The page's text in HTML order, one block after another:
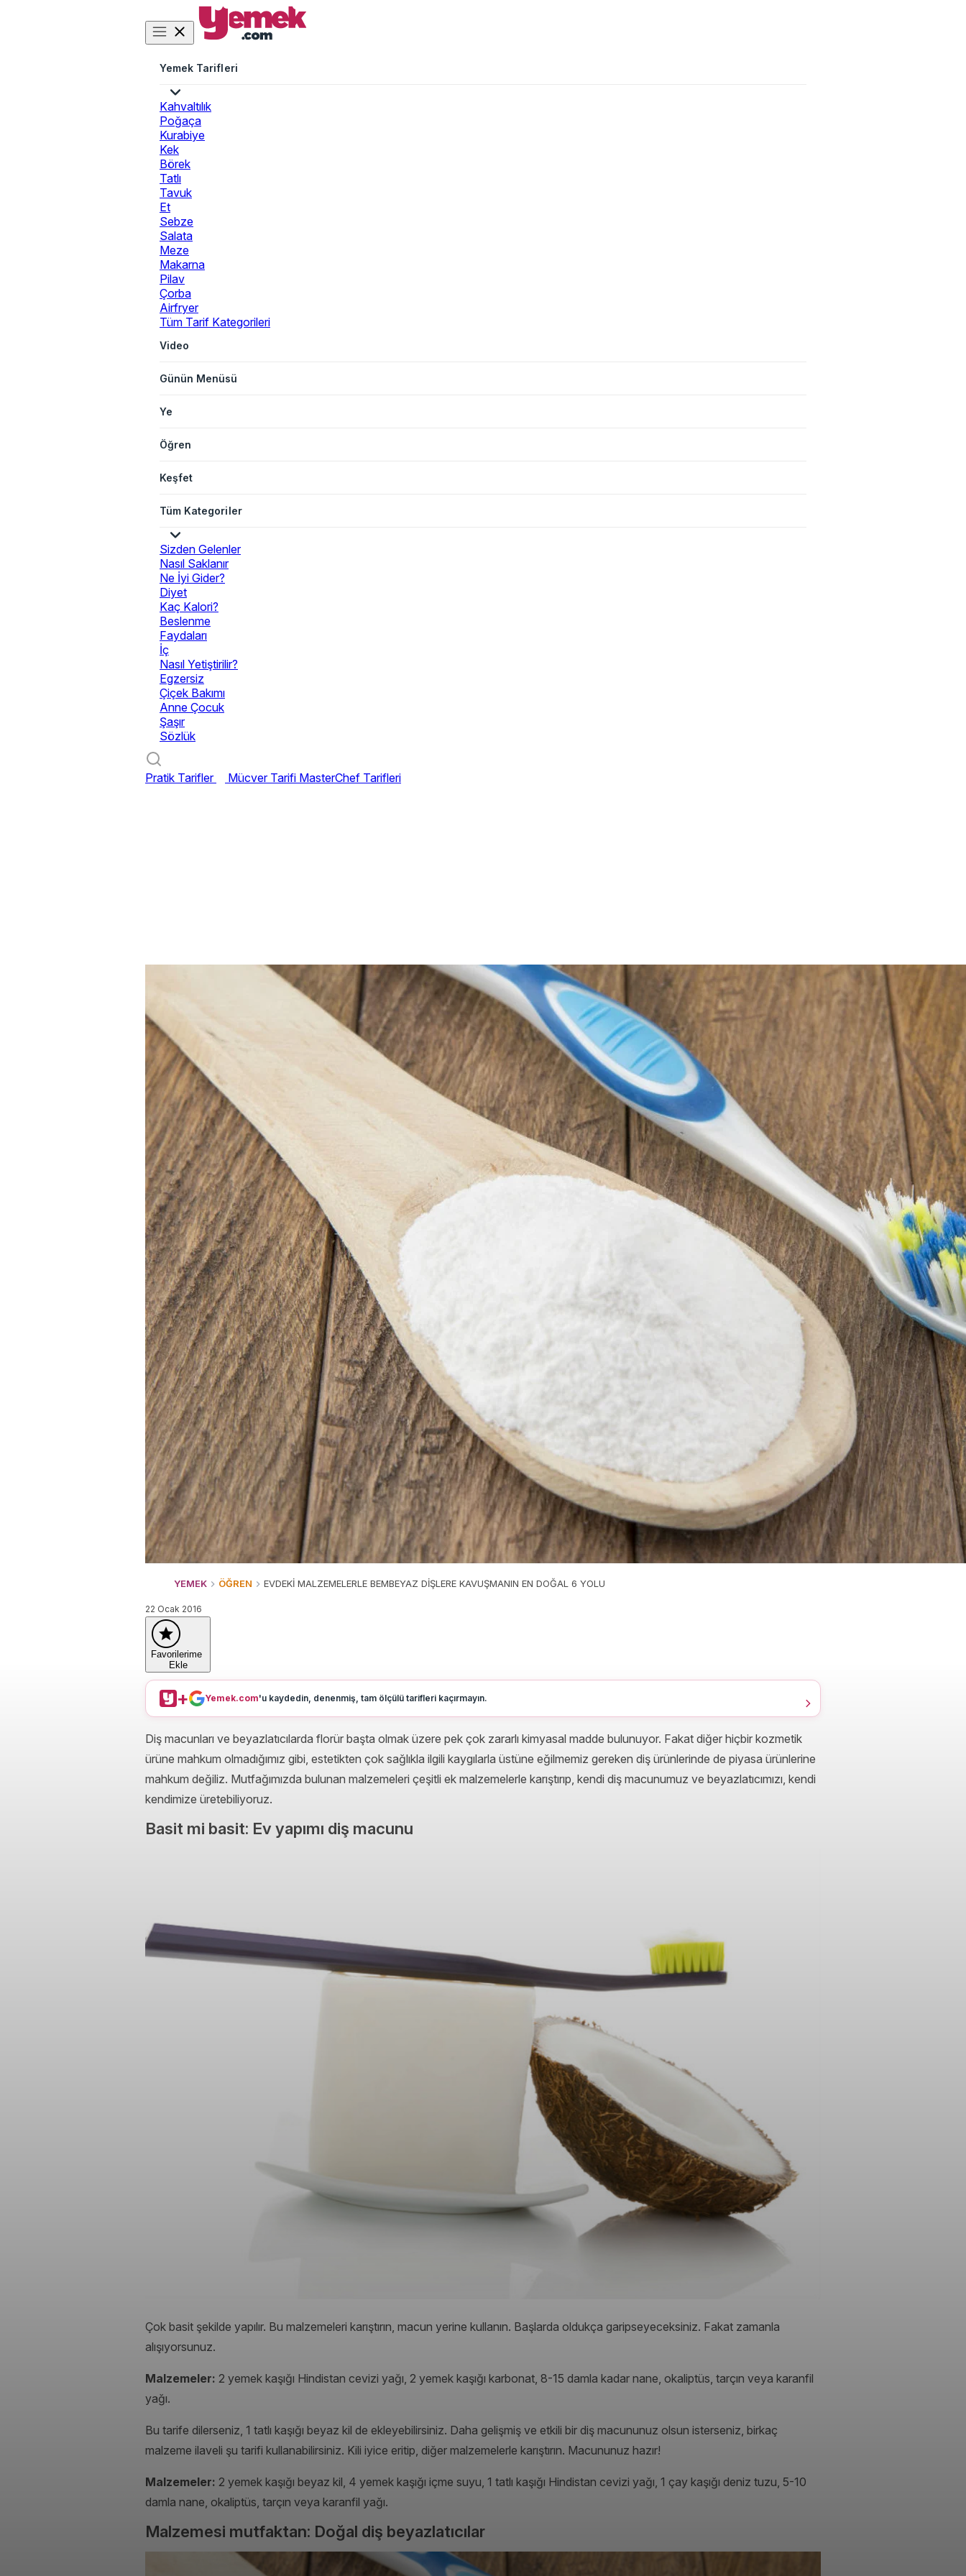
Yemek Tarifleri
Kahvaltılık
Poğaça
Kurabiye
Kek
Börek
Tatlı
Tavuk
Et
Sebze
Salata
Meze
Makarna
Pilav
Çorba
Airfryer
Tüm Tarif Kategorileri
Video
Günün Menüsü
Ye
Öğren
Keşfet
Tüm Kategoriler
Sizden Gelenler
Nasıl Saklanır
Ne İyi Gider?
Diyet
Kaç Kalori?
Beslenme
Faydaları
İç
Nasıl Yetiştirilir?
Egzersiz
Çiçek Bakımı
Anne Çocuk
Şaşır
Sözlük
Pratik Tarifler Mücver Tarifi MasterChef Tarifleri
YEMEK ÖĞREN EVDEKİ MALZEMELERLE BEMBEYAZ DİŞLERE KAVUŞMANIN EN DOĞAL 6 YOLU
22 Ocak 2016
Favorilerime
Ekle
+ Yemek.com'u kaydedin, denenmiş, tam ölçülü tarifleri kaçırmayın.
Diş macunları ve beyazlatıcılarda florür başta olmak üzere pek çok zararlı kimyasal madde bulunuyor. Fakat diğer hiçbir kozmetik
ürüne mahkum olmadığımız gibi, estetikten çok sağlıkla ilgili kaygılarla üstüne eğilmemiz gereken diş ürünlerinde de piyasa ürünlerine
mahkum değiliz. Mutfağımızda bulunan malzemeleri çeşitli ek malzemelerle karıştırıp, kendi diş macunumuz ve beyazlatıcımızı, kendi
kendimize üretebiliyoruz.
Basit mi basit: Ev yapımı diş macunu
Çok basit şekilde yapılır. Bu malzemeleri karıştırın, macun yerine kullanın. Başlarda oldukça garipseyeceksiniz. Fakat zamanla
alışıyorsunuz.
Malzemeler: 2 yemek kaşığı Hindistan cevizi yağı, 2 yemek kaşığı karbonat, 8-15 damla kadar nane, okaliptüs, tarçın veya karanfil
yağı.
Bu tarife dilerseniz, 1 tatlı kaşığı beyaz kil de ekleyebilirsiniz. Daha gelişmiş ve etkili bir diş macununuz olsun isterseniz, birkaç
malzeme ilaveli şu tarifi kullanabilirsiniz. Kili iyice eritip, diğer malzemelerle karıştırın. Macununuz hazır!
Malzemeler: 2 yemek kaşığı beyaz kil, 4 yemek kaşığı içme suyu, 1 tatlı kaşığı Hindistan cevizi yağı, 1 çay kaşığı deniz tuzu, 5-10
damla nane, okaliptüs, tarçın veya karanfil yağı.
Malzemesi mutfaktan: Doğal diş beyazlatıcılar